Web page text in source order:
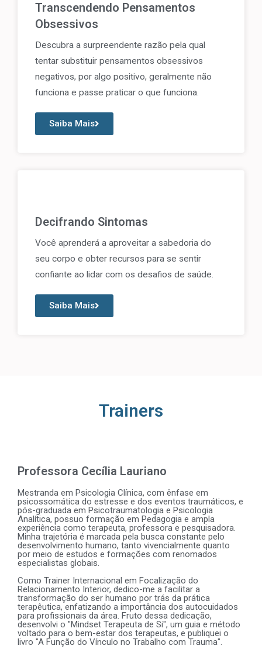
Transcendendo Pensamentos
Obsessivos
Descubra a surpreendente razão pela qual
tentar substituir pensamentos obsessivos
negativos, por algo positivo, geralmente não
funciona e passe praticar o que funciona.
Saiba Mais
Decifrando Sintomas
Você aprenderá a aproveitar a sabedoria do
seu corpo e obter recursos para se sentir
confiante ao lidar com os desafios de saúde.
Saiba Mais
Trainers
Professora Cecília Lauriano
Mestranda em Psicologia Clínica, com ênfase em
psicossomática do estresse e dos eventos traumáticos, e
pós-graduada em Psicotraumatologia e Psicologia
Analítica, possuo formação em Pedagogia e ampla
experiência como terapeuta, professora e pesquisadora.
Minha trajetória é marcada pela busca constante pelo
desenvolvimento humano, tanto vivencialmente quanto
por meio de estudos e formações com renomados
especialistas globais.
Como Trainer Internacional em Focalização do
Relacionamento Interior, dedico-me a facilitar a
transformação do ser humano por trás da prática
terapêutica, enfatizando a importância dos autocuidados
para profissionais da área. Fruto dessa dedicação,
desenvolvi o "Mindset Terapeuta de Si", um guia e método
voltado para o bem-estar dos terapeutas, e publiquei o
livro "A Função do Vínculo no Trabalho com Trauma".